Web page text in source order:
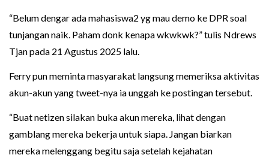
“Belum dengar ada mahasiswa2 yg mau demo ke DPR soal
tunjangan naik. Paham donk kenapa wkwkwk?” tulis Ndrews
Tjan pada 21 Agustus 2025 lalu.
Ferry pun meminta masyarakat langsung memeriksa aktivitas
akun-akun yang tweet-nya ia unggah ke postingan tersebut.
“Buat netizen silakan buka akun mereka, lihat dengan
gamblang mereka bekerja untuk siapa. Jangan biarkan
mereka melenggang begitu saja setelah kejahatan